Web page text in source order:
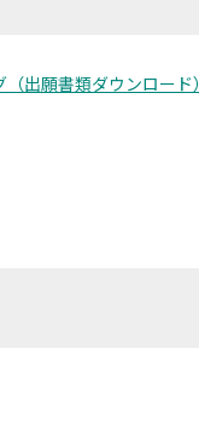
出願書類ダウンロード）